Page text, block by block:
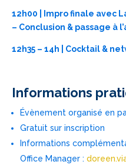
12h00 | Impro finale avec
– Conclusion & passage à
12h35 – 14h | Cocktail &
Informations
Évènement organisé en
Gratuit sur inscription
Informations
Office Manager :